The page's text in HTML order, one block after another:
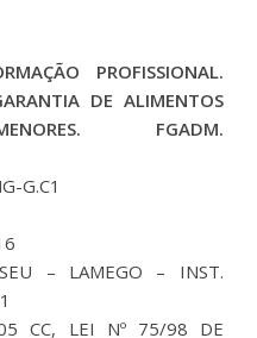
PROFISSIONAL.
DE ALIMENTOS
FGADM.
G.C1
– LAMEGO – INST.
CC, LEI Nº 75/98 DE